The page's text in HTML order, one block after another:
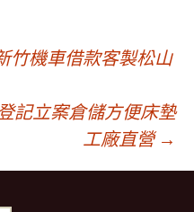
竹機車借款客製松山
記立案倉儲方便床墊
工廠直營 →